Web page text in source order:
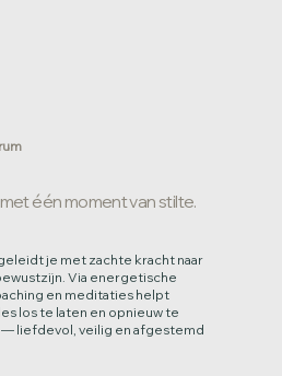
één moment van stilte.
je met zachte kracht naar
Via energetische
en meditaties helpt
los te laten en opnieuw te
liefdevol, veilig en afgestemd